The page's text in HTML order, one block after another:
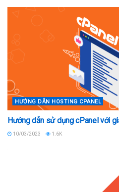
HƯỚNG DẪN HOSTING CPANEL
Hướng dẫn sử dụng cPanel với
10/03/2023 1.6K